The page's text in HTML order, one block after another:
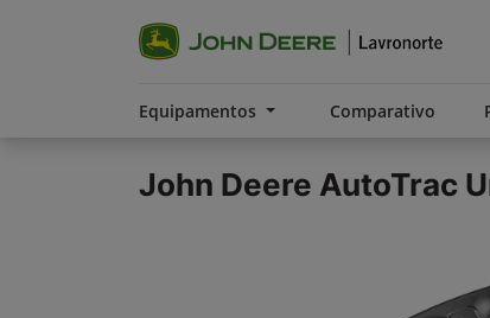
Equipamentos Comparativo
John Deere AutoTrac